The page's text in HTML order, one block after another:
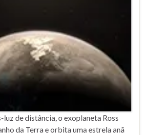
luz de distância, o exoplaneta Ross
da Terra e orbita uma estrela anã